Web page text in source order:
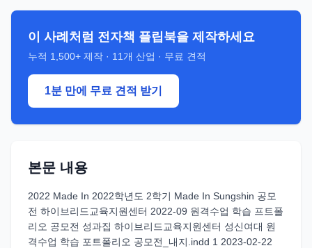
이 사례처럼 전자책 플립북을 제작하세요
누적 1,500+ 제작 · 11 개 산업 · 무료 견적
1분 만에 무료 견적 받기
본문 내용
2022 Made In 2022학년도 2학기 Made In Sungshin 공모
전 하이브리드교육지원센터 2022-09 원격수업 학습 프트폴
리오 공모전 성과집 하이브리드교육지원센터 성신여대 원
격수업 학습 포트폴리오 공모전_내지.indd 1 2023-02-22